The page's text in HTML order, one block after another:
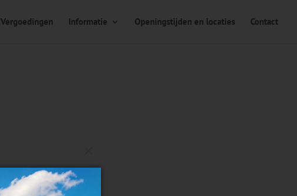
Vergoedingen Informatie Openingstijden en locaties Contact